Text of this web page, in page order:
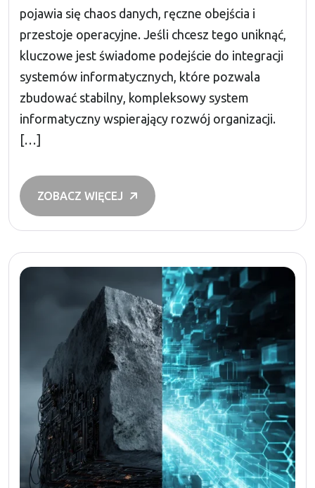
pojawia się chaos danych, ręczne obejścia i
przestoje operacyjne. Jeśli chcesz tego uniknąć,
kluczowe jest świadome podejście do integracji
systemów informatycznych, które pozwala
zbudować stabilny, kompleksowy system
informatyczny wspierający rozwój organizacji.
[…]
ZOBACZ WIĘCEJ